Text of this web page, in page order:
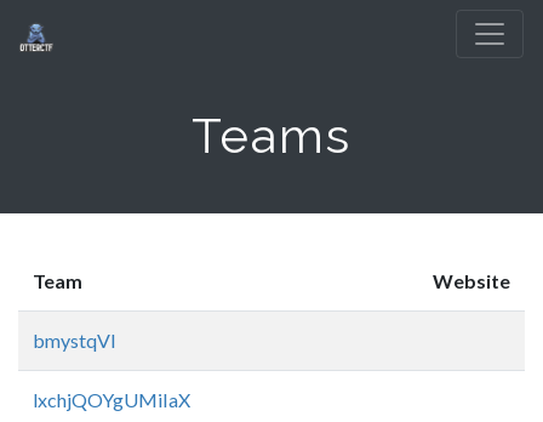
Teams
Team Website
bmystqVI
lxchjQOYgUMiIaX